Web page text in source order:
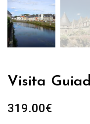
Visita
319.00€